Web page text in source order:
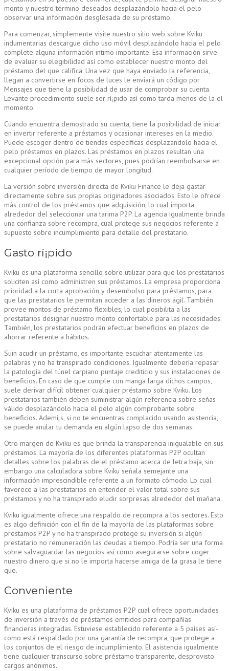
monto y nuestro término deseados desplazándolo hacia el pelo
observar una información desglosada de su préstamo.
Para comenzar, simplemente visite nuestro sitio web sobre Kviku
indumentarias descargue dicho uso móvil desplazándolo hacia el pelo
complete alguna información intimo importante. Esa información sirve
de evaluar su elegibilidad así­ como establecer nuestro monto del
préstamo del que califica. Una vez que haya enviado la referencia,
llegan a convertirse en focos de luces le enviará un código por
Mensajes que tiene la posibilidad de usar de comprobar su cuenta.
Levante procedimiento suele ser rí¡pido así­ como tarda menos de la el
momento.
Cuando encuentra demostrado su cuenta, tiene la posibilidad de iniciar
en invertir referente a préstamos y ocasionar intereses en la medio.
Puede escoger dentro de tiendas específicas desplazándolo hacia el
pelo préstamos en plazos. Las préstamos en plazos resultan una
excepcional opción para más sectores, pues podrían reembolsarse en
cualquier período de tiempo de mayor longitud.
La versión sobre inversión directa de Kviku Finance le deja gastar
directamente sobre sus propias originadores asociados. Esto le ofrece
más control de los préstamos que adquisición, lo cual importa
alrededor del seleccionar una tarima P2P. La agencia igualmente brinda
una confianza sobre recompra, cual protege sus negocios referente a
supuesto sobre incumplimiento para detalle del prestatario.
Gasto rí¡pido
Kviku es una plataforma sencillo sobre utilizar para que los prestatarios
soliciten así­ como administren sus préstamos. La empresa proporciona
prioridad a la corta aprobación y desembolso para préstamos, para
que las prestatarios le permitan acceder a las dineros ágil. También
provee montos de préstamo flexibles, lo cual posibilita a las
prestatarios designar nuestro monto confortable para las necesidades.
También, los prestatarios podrán efectuar beneficios en plazos de
ahorrar referente a hábitos.
Suin acudir un préstamo, es importante escuchar atentamente las
palabras y no ha transpirado condiciones. Igualmente debería repasar
la patologí­a del túnel carpiano puntaje crediticio y sus instalaciones de
beneficios. En caso de que cumple con manga larga dichos campos,
suele derivar difícil obtener cualquier préstamo sobre Kviku. Los
prestatarios también deben suministrar algún referencia sobre señas
válido desplazándolo hacia el pelo algún comprobante sobre
beneficios. Ademí¡s, si no te encuentras complacido usando asistencia,
se puede anular tu demanda en algún lapso de dos semanas.
Otro margen de Kviku es que brinda la transparencia inigualable en sus
préstamos. La mayoría de los diferentes plataformas P2P ocultan
detalles sobre los palabras de el préstamo acerca de letra baja, sin
embargo una calculadora sobre Kviku señala semejante una
información imprescindible referente a un formato cómodo. Lo cual
favorece a las prestatarios en entender el valor total sobre sus
préstamos y no ha transpirado eludir sorpresas alrededor del mañana.
Kviku igualmente ofrece una respaldo de recompra a los sectores. Esto
es algo definición con el fin de la mayoría de las plataformas sobre
préstamos P2P y no ha transpirado protege su inversión si algún
prestatario no remuneración las deudas a tiempo. Podría ser una forma
sobre salvaguardar las negocios así­ como asegurarse sobre coger
nuestro dinero que si no le importa hacerse amiga de la grasa le tiene
que.
Conveniente
Kviku es una plataforma de préstamos P2P cual ofrece oportunidades
de inversión a través de préstamos emitidos para compañías
financieras integradas. Estuviese establecido referente a 5 países así­
como está respaldado por una garantía de recompra, que protege a
los conjuntos de el riesgo de incumplimiento. El asistencia igualmente
tiene cualquier transcurso sobre préstamo transparente, desprovisto
cargos anónimos.